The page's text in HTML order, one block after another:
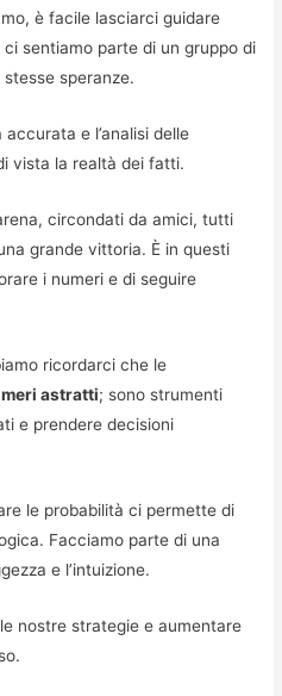
è facile lasciarci guidare
sentiamo parte di un gruppo di
speranze.
e l’analisi delle
vista la realtà dei fatti.
circondati da amici, tutti
grande vittoria. È in questi
i numeri e di seguire
ricordarci che le
astratti; sono strumenti
e prendere decisioni
le probabilità ci permette di
Facciamo parte di una
e l’intuizione.
nostre strategie e aumentare